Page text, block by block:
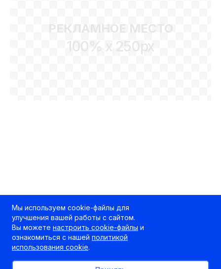
РЕКЛАМНОЕ МЕСТО
100% x 250px
Мы используем cookie-файлы для
улучшения вашей работы с сайтом.
Вы можете настроить cookie-файлы и
ознакомиться с нашей политикой
использования cookie.